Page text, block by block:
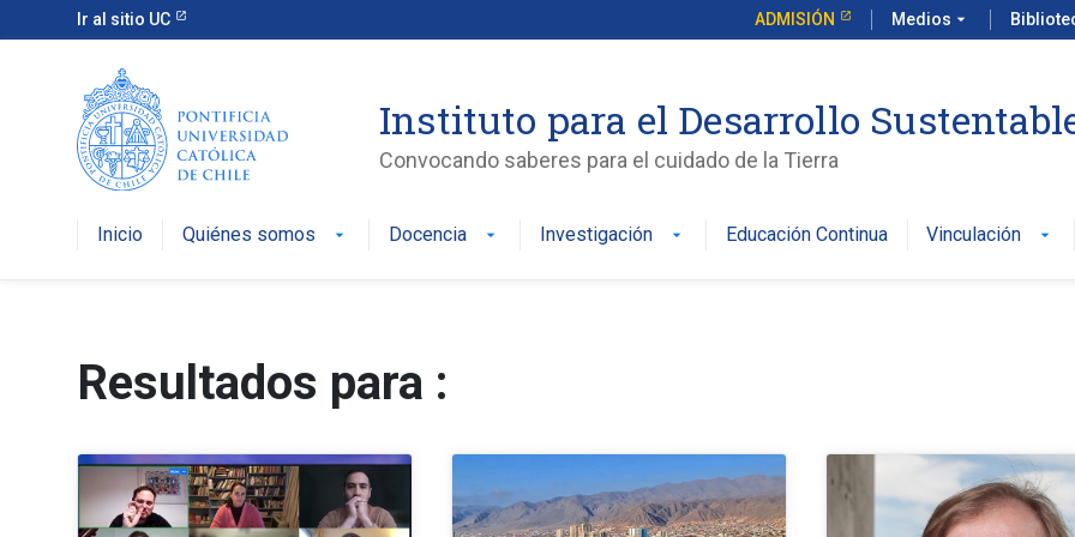
Ir al sitio UC ADMISIÓN Medios arrow_drop_down
Instituto para el Desarrollo
Convocando saberes para el cuidado de la Tierra
Inicio Quiénes somos arrow_drop_down Docencia arrow_drop_down Investigación arrow_drop_down Educación Continua Vinculación arrow_drop_down
Resultados para :